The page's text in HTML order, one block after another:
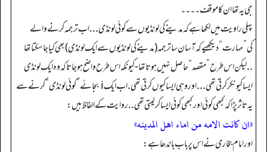
جی یہ تھا ان کا موقف۔۔۔۔
پہلی راویت میں لکھا ہے کہ مدینے کی لونڈیوں سے کوئی لونڈی ...اب ترجمہ کرنے والے
کی”مہارت“دیکھیے کہ آسان سا ترجمہ (مدینے کی لونڈیوں سے ایک لونڈی) بھی کیا جا سکتا تھا
..لیکن اس طرح”مقصد“حاصل نہیں ہوتا تھا - کیونکہ اس طرح واضح ہو جاتا کہ وہ ایک لونڈی
ایسا کیونکر کرتی تھی ... اور وہی ایسا کیوں کرتی تھی .اب ایک i بجائے
”کوئی لونڈی“کرنے سے
یہ تاثر پڑا کہ کبھی کوئی اور کبھی کوئی ایسا کر لیتی تھی .. روایت کے الفاظ ہیں:
«ان كانت الامه من اماء اهل المدينه»
اور امام بخاری نے اس پر باب باندھا ہے: